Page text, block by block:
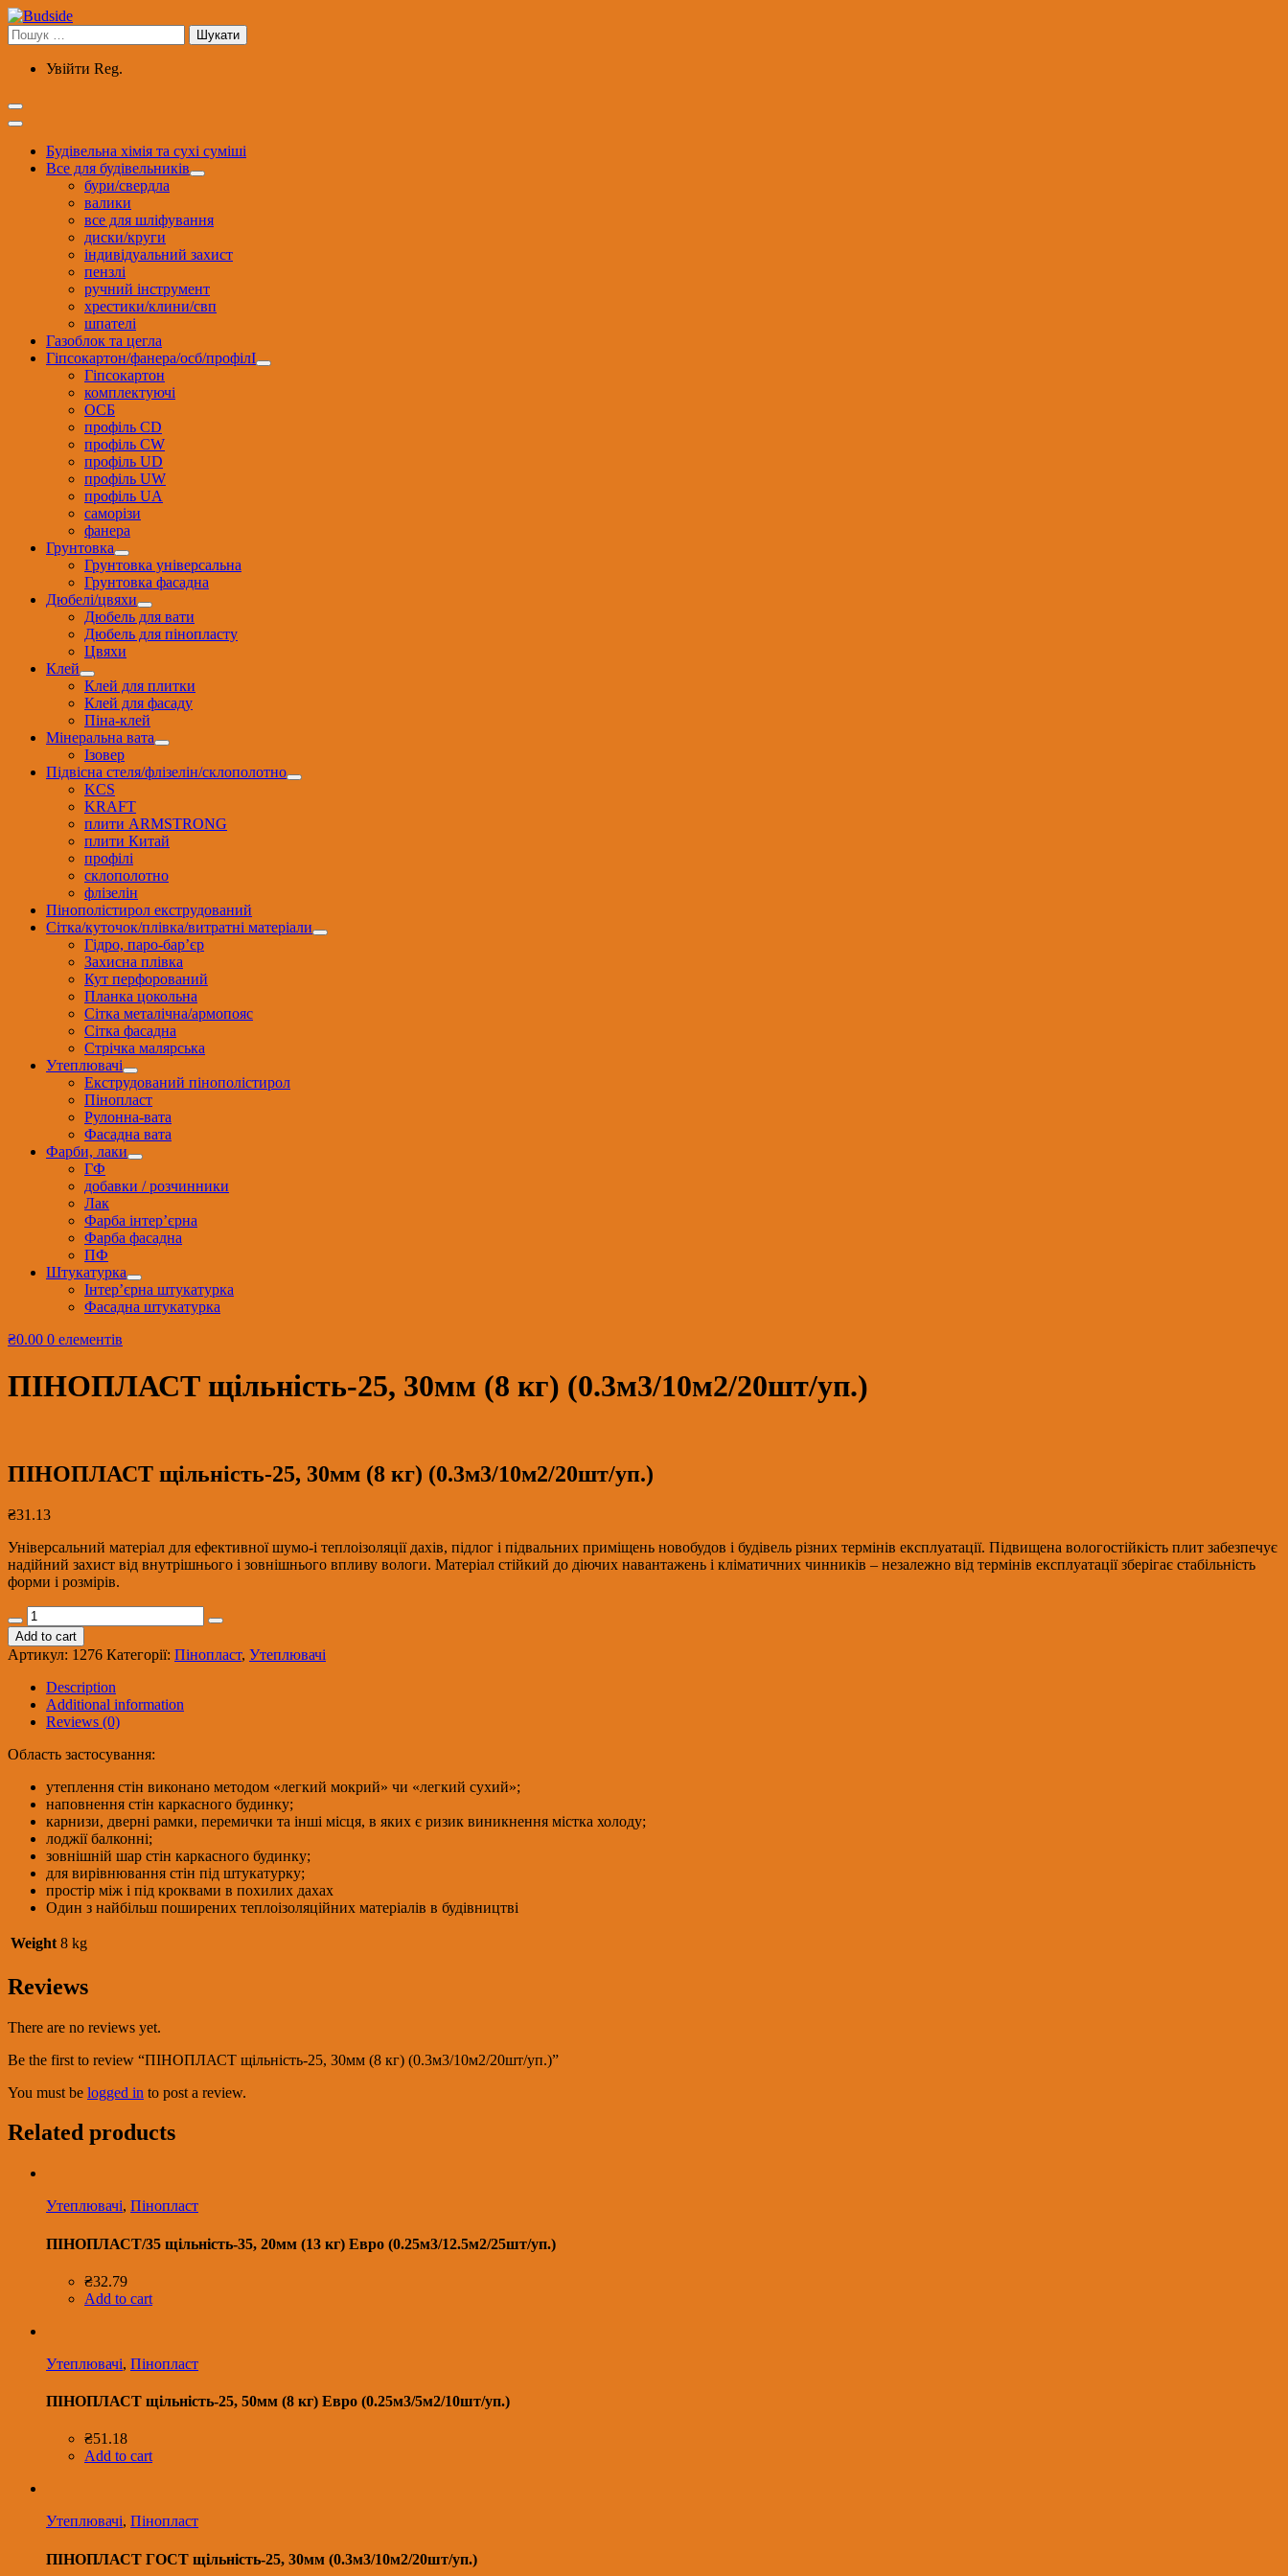
Перейти
до
вмісту
Пошук:
Увійти Reg.
Будівельна хімія та сухі суміші
Все для будівельників
бури/свердла
валики
все для шліфування
диски/круги
індивідуальний захист
пензлі
ручний інструмент
хрестики/клини/свп
шпателі
Газоблок та цегла
Гіпсокартон/фанера/осб/профілІ
Гіпсокартон
комплектуючі
ОСБ
профіль CD
профіль CW
профіль UD
профіль UW
профіль UА
саморізи
фанера
Грунтовка
Грунтовка універсальна
Грунтовка фасадна
Дюбелі/цвяхи
Дюбель для вати
Дюбель для пінопласту
Цвяхи
Клей
Клей для плитки
Клей для фасаду
Піна-клей
Мінеральна вата
Ізовер
Підвісна стеля/флізелін/склополотно
KCS
KRAFT
плити ARMSTRONG
плити Китай
профілі
склополотно
флізелін
Пінополістирол екструдований
Сітка/куточок/плівка/витратні матеріали
Гідро, паро-бар’єр
Захисна плівка
Кут перфорований
Планка цокольна
Сітка металічна/армопояс
Сітка фасадна
Стрічка малярська
Утеплювачі
Екструдований пінополістирол
Пінопласт
Рулонна-вата
Фасадна вата
Фарби, лаки
ГФ
добавки / розчинники
Лак
Фарба інтер’єрна
Фарба фасадна
ПФ
Штукатурка
Інтер’єрна штукатурка
Фасадна штукатурка
₴0.00 0 елементів
ПІНОПЛАСТ щільність-25, 30мм (8 кг) (0.3м3/10м2/20шт/уп.)
ПІНОПЛАСТ щільність-25, 30мм (8 кг) (0.3м3/10м2/20шт/уп.)
₴31.13
Універсальний матеріал для ефективної шумо-і теплоізоляції дахів, підлог і підвальних приміщень новобудов і будівель різних термінів експлуатації. Підвищена вологостійкість плит забезпечує
надійний захист від внутрішнього і зовнішнього впливу вологи. Матеріал стійкий до діючих навантажень і кліматичних чинників – незалежно від термінів експлуатації зберігає стабільність
форми і розмірів.
ПІНОПЛАСТ
щільність-25,
30мм
(8
кг)
(0.3м3/10м2/20шт/
уп.)
quantity
Add to cart
Артикул: 1276 Категорії: Пінопласт, Утеплювачі
Description
Additional information
Reviews (0)
Область застосування:
утеплення стін виконано методом «легкий мокрий» чи «легкий сухий»;
наповнення стін каркасного будинку;
карнизи, дверні рамки, перемички та інші місця, в яких є ризик виникнення містка холоду;
лоджії балконні;
зовнішній шар стін каркасного будинку;
для вирівнювання стін під штукатурку;
простір між і під кроквами в похилих дахах
Один з найбільш поширених теплоізоляційних матеріалів в будівництві
Weight 8 kg
Reviews
There are no reviews yet.
Be the first to review “ПІНОПЛАСТ щільність-25, 30мм (8 кг) (0.3м3/10м2/20шт/уп.)”
You must be logged in to post a review.
Related products
Утеплювачі, Пінопласт
ПІНОПЛАСТ/35 щільність-35, 20мм (13 кг) Евро (0.25м3/12.5м2/25шт/уп.)
₴32.79
Add to cart
Утеплювачі, Пінопласт
ПІНОПЛАСТ щільність-25, 50мм (8 кг) Евро (0.25м3/5м2/10шт/уп.)
₴51.18
Add to cart
Утеплювачі, Пінопласт
ПІНОПЛАСТ ГОСТ щільність-25, 30мм (0.3м3/10м2/20шт/уп.)